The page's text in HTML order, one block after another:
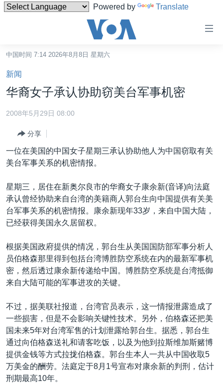
Powered by Translate
碍
链
接
跳
转
跳
到
跳
索
港澳
国际
印太
中东
欧洲
非洲
美洲
全球议题
经济·金融·贸易
人权·法律·宗教
科教·文娱·体健
军事
劳工
环境
美中关系
热点专题
白宫要闻
国会报道
美中关系
美国建国250周年
美国之音专访
重要讲话与声明
台海两岸关系
南中国海争端
VOA视频
VOA今日焦点
中文广播
关注我们
其他语言网站
中国时间 7:14 2026年8月8日 星期六
新闻
华裔女子承认协助窃美台军事机密
2008年5月29日 08:00
分享
一位在美国的中国女子星期三承认协助他人为中国窃取有关
美台军事关系的机密情报。
星期三，居住在新奥尔良市的华裔女子康余新(音译)向法庭
承认曾经协助来自台湾的美籍商人郭台生向中国提供有关美
台军事关系的机密情报。康余新现年33岁，来自中国大陆，
已经获得美国永久居留权。
根据美国政府提供的情况，郭台生从美国国防部军事分析人
员伯格森那里得到包括台湾博胜防空系统在内的最新军事机
密，然后透过康余新传递给中国。博胜防空系统是台湾抵御
来自大陆可能的军事进攻的关键。
不过，据美联社报道，台湾官员表示，这一情报泄露造成了
一些损害，但是不会影响关键性技术。另外，伯格森还把美
国未来5年对台湾军售的计划泄露给郭台生。据悉，郭台生
通过向伯格森送礼和请客吃饭，以及为他到拉斯维加斯赌博
提供金钱等方式拉拢伯格森。郭台生本人一共从中国收取5
万美金的酬劳。法庭定于8月1号宣布对康余新的判刑，估计
刑期最高10年。